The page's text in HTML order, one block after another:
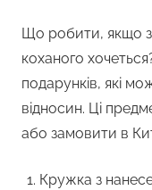
Що робити, якщо з
коханого
подарунків, які
відносин. Ці
або замовити в
Кружка з